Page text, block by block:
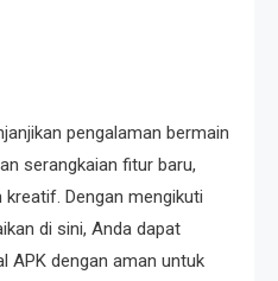
pengalaman bermain
serangkaian fitur baru,
Dengan mengikuti
di sini, Anda dapat
APK dengan aman untuk